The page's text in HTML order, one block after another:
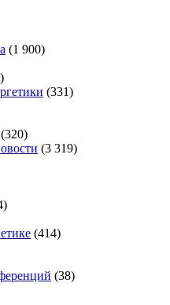
(1 900)
(331)
(320)
(3 319)
(414)
(38)